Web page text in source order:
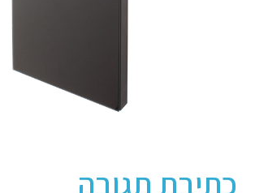
כתיבת תגובה